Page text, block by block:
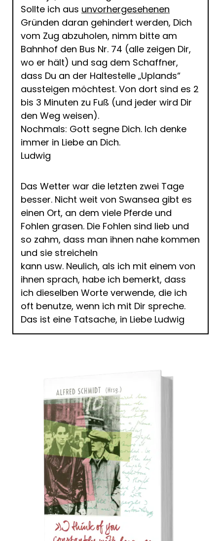
Sollte ich aus unvorhergesehenen
Gründen daran gehindert werden, Dich
vom Zug abzuholen, nimm bitte am
Bahnhof den Bus Nr. 74 (alle zeigen Dir,
wo er hält) und sag dem Schaffner,
dass Du an der Haltestelle „Uplands“
aussteigen möchtest. Von dort sind es 2
bis 3 Minuten zu Fuß (und jeder wird Dir
den Weg weisen).
Nochmals: Gott segne Dich. Ich denke
immer in Liebe an Dich.
Ludwig
Das Wetter war die letzten zwei Tage
besser. Nicht weit von Swansea gibt es
einen Ort, an dem viele Pferde und
Fohlen grasen. Die Fohlen sind lieb und
so zahm, dass man ihnen nahe kommen
und sie streicheln
kann usw. Neulich, als ich mit einem von
ihnen sprach, habe ich bemerkt, dass
ich dieselben Worte verwende, die ich
oft benutze, wenn ich mit Dir spreche.
Das ist eine Tatsache, in Liebe Ludwig